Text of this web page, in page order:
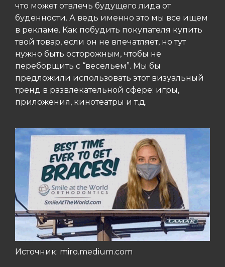
что может отвлечь будущего лида от
буденности. А ведь именно это мы все ищем
в рекламе. Как побудить покупателя купить
твой товар, если он не впечатляет, но тут
нужно быть осторожным, чтобы не
переборщить с “весельем”. Мы бы
предложили использовать этот визуальный
тренд в развлекательной сфере: игры,
приложения, кинотеатры и т.д.
Источник: miro.medium.com